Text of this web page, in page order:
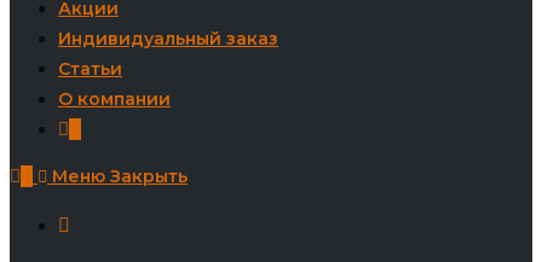
Акции
Индивидуальный заказ
Статьи
О компании
Меню Закрыть